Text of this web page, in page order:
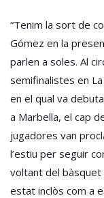
“Tenim la sort de
Gómez en la
parlen a soles. Al
semifinalistes en
en el qual va
a Marbella, el cap
jugadores van
l’estiu per seguir
voltant del bàsquet
estat inclòs com a